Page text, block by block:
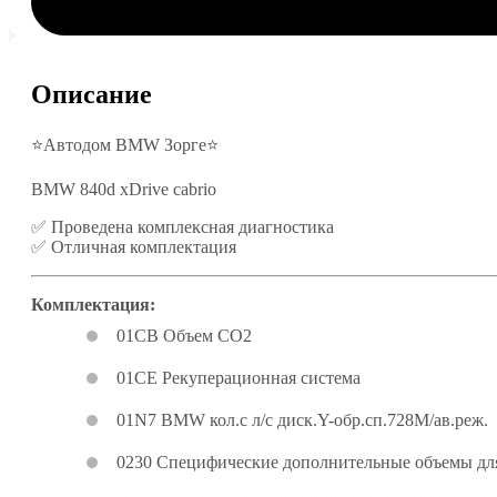
Описание
⭐Автодом BMW Зорге⭐
BMW 840d xDrive cabrio
✅ Проведена комплексная диагностика
✅ Отличная комплектация
Комплектация:
01CB Объем CO2
01CE Рекуперационная система
01N7 BMW кол.с л/с диск.Y-обр.сп.728M/ав.реж.
0230 Специфические дополнительные объемы